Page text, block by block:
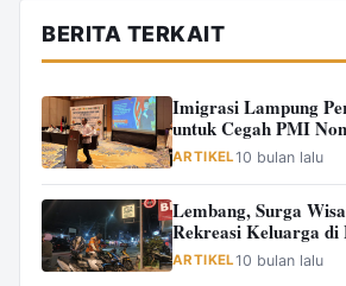
BERITA TERKAIT
Imigrasi Lampung
untuk Cegah PMI
ARTIKEL10 bulan lalu
Lembang, Surga
Rekreasi Keluarga di
ARTIKEL10 bulan lalu